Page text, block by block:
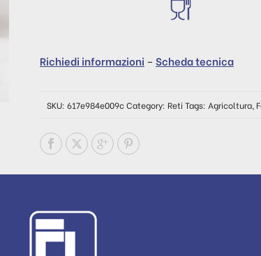
Richiedi informazioni – Scheda tecnica
SKU: 617e984e009cCategory: Reti Tags: Agricoltura,